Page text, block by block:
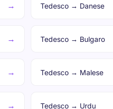
→ Tedesco → Danese
→ Tedesco → Bulgaro
→ Tedesco → Malese
→ Tedesco → Urdu